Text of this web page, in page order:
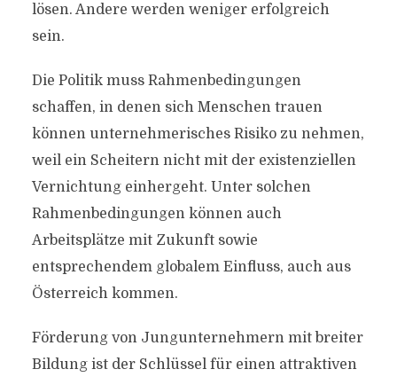
BILDUNG UND MUT
Von Efgani Dönmez 2. Januar 2018
lösen. Andere werden weniger erfolgreich
sein.
Die Politik muss Rahmenbedingungen
schaffen, in denen sich Menschen trauen
können unternehmerisches Risiko zu nehmen,
weil ein Scheitern nicht mit der existenziellen
Vernichtung einhergeht. Unter solchen
Rahmenbedingungen können auch
Arbeitsplätze mit Zukunft sowie
entsprechendem globalem Einfluss, auch aus
Österreich kommen.
Förderung von Jungunternehmern mit breiter
Bildung ist der Schlüssel für einen attraktiven